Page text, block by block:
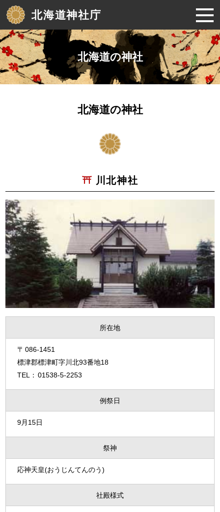
北海道神社庁
北海道の神社
北海道の神社
川北神社
所在地
086-1451
標津郡標津町字川北93番地18
01538-5-2253
例祭日
9月15日
祭神
応神天皇(おうじんてんのう)
社殿様式